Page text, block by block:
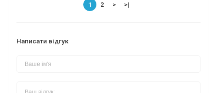
1 2 > >|
Написати відгук